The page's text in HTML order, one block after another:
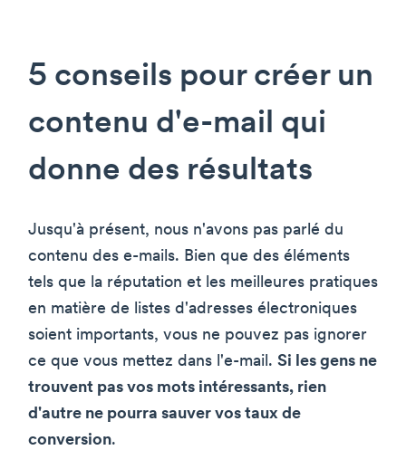
5 conseils pour créer un
contenu d'e-mail qui
donne des résultats
Jusqu'à présent, nous n'avons pas parlé du
contenu des e-mails. Bien que des éléments
tels que la réputation et les meilleures pratiques
en matière de listes d'adresses électroniques
soient importants, vous ne pouvez pas ignorer
ce que vous mettez dans l'e-mail. Si les gens ne
trouvent pas vos mots intéressants, rien
d'autre ne pourra sauver vos taux de
conversion.